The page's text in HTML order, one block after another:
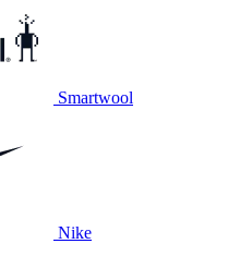
Smartwool
Nike